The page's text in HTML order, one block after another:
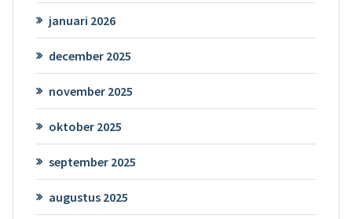
januari 2026
december 2025
november 2025
oktober 2025
september 2025
augustus 2025